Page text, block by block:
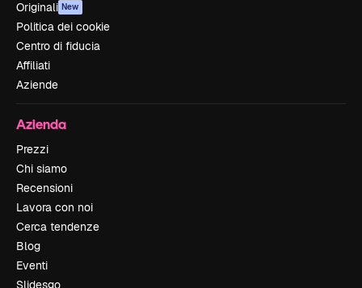
Originali New
Politica dei cookie
Centro di fiducia
Affiliati
Aziende
Azienda
Prezzi
Chi siamo
Recensioni
Lavora con noi
Cerca tendenze
Blog
Eventi
Slidesgo